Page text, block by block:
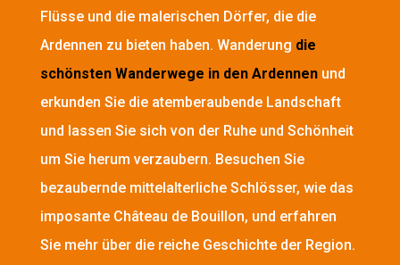
Flüsse und die malerischen Dörfer, die die
Ardennen zu bieten haben. Wanderung die
schönsten Wanderwege in den Ardennenund
erkunden Sie die atemberaubende Landschaft
und lassen Sie sich von der Ruhe und Schönheit
um Sie herum verzaubern. Besuchen Sie
bezaubernde mittelalterliche Schlösser, wie das
imposante Château de Bouillon, und erfahren
Sie mehr über die reiche Geschichte der Region.